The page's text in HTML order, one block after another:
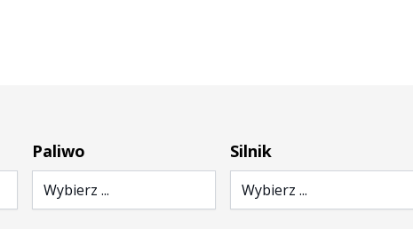
Paliwo
Wybierz ...
Silnik
Wybierz ...